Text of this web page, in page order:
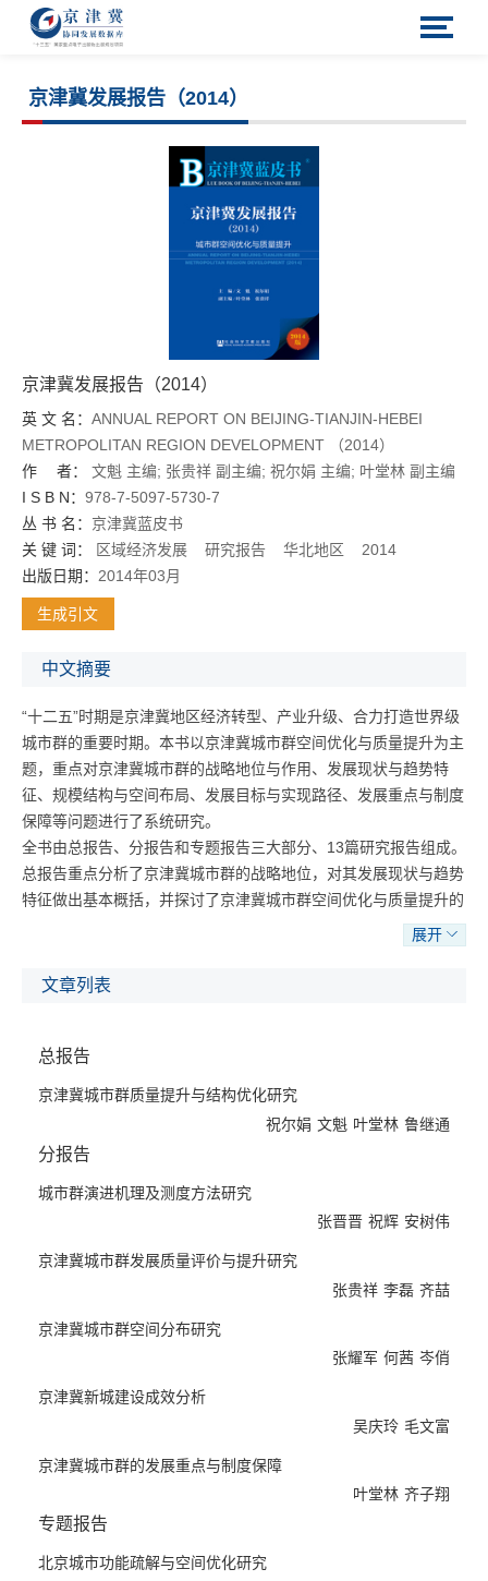
京津冀发展报告（2014）
京津冀发展报告（2014）
英 文 名： ANNUAL REPORT ON BEIJING-TIANJIN-HEBEI
METROPOLITAN REGION DEVELOPMENT （2014）
作 者：
文魁 主编; 张贵祥 副主编; 祝尔娟 主编; 叶堂林 副主编
I S B N： 978-7-5097-5730-7
丛 书 名： 京津冀蓝皮书
关 键 词：
区域经济发展 研究报告 华北地区
2014
出版日期： 2014年03月
生成引文
中文摘要
“十二五”时期是京津冀地区经济转型、产业升级、合力打造世界级
城市群的重要时期。本书以京津冀城市群空间优化与质量提升为主
题，重点对京津冀城市群的战略地位与作用、发展现状与趋势特
征、规模结构与空间布局、发展目标与实现路径、发展重点与制度
保障等问题进行了系统研究。
全书由总报告、分报告和专题报告三大部分、13篇研究报告组成。
总报告重点分析了京津冀城市群的战略地位，对其发展现状与趋势
特征做出基本概括，并探讨了京津冀城市群空间优化与质量提升的
发展目标与主要路径。分报告分别从城市群演进机理及测度方法、
发展质量内涵、空间分布及测度、新城建设成效评估、新增长点以
及制度保障等方面进行了系统研究。专题报告研究了北京、天津城
并附上了京津冀城市群的主要指标及空间分布图。
理论研究方面，重点探讨了城市群演进机理，认为城市群是相邻城
市间产业结构深化，空间结构拓展，经济、社会、文化、人口结构
融合的结果；城市群的演化历程主要由内部和外部两个动力系统促
进其发展；根据城市群演化的特性，将其分为破界、组接、交融、
融合四个演化阶段，并根据阶段性特征和可测性原则，从区域、产
和评价模型。
实证研究方面，通过对京津冀城市群的规模结构及空间结构的分
析，得出如下基本判断：规模结构呈现出城镇化提速、中心城市人
内城镇化发展不平衡等突出特征；空间结构呈现出“双核”极化效应
依然明显，城市间经济联系在加强，新城承接中心城市人口、产业
与城市功能的作用正在逐步显现，异地城镇化特征明显等特征；目
市吸纳不足，行政强势、市场弱势等突出问题。
战略研究方面，本书论证了京津冀城市群在我国区域发展格局中的
重要战略地位，其战略目标是建成国家参与全球竞争和国际分工的
世界级城市群，中国乃至世界的研发创新、高端服务和“大国重器”
展开
文章列表
总报告
祝尔娟 文魁 叶堂林 鲁继通
京津冀城市群质量提升与结构优化研究
分报告
张晋晋 祝辉 安树伟
城市群演进机理及测度方法研究
张贵祥 李磊 齐喆
京津冀城市群发展质量评价与提升研究
张耀军 何茜 岑俏
京津冀城市群空间分布研究
吴庆玲 毛文富
京津冀新城建设成效分析
叶堂林 齐子翔
京津冀城市群的发展重点与制度保障
专题报告
北京城市功能疏解与空间优化研究